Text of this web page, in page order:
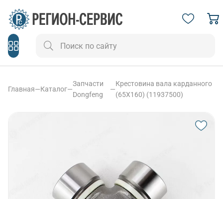
Главная—Каталог—
Запчасти
Dongfeng
—
Крестовина вала карданного
(65X160) (11937500)